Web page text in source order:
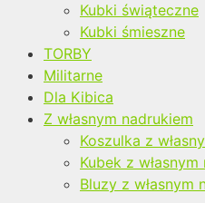
Kubki świąteczne
Kubki śmieszne
TORBY
Militarne
Dla Kibica
Z własnym nadrukiem
Koszulka z
Kubek z
Bluzy z własnym